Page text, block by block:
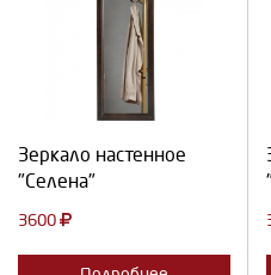
Зеркало настенное
"Селена"
3600
Выберите количество: